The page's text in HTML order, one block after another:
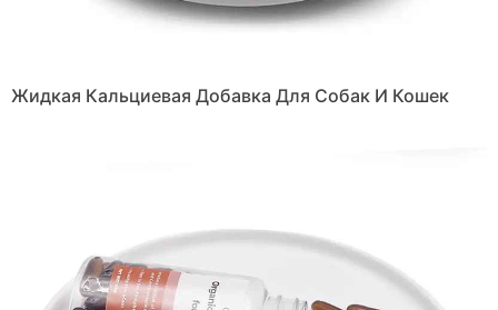
Жидкая Кальциевая Добавка Для Собак И Кошек